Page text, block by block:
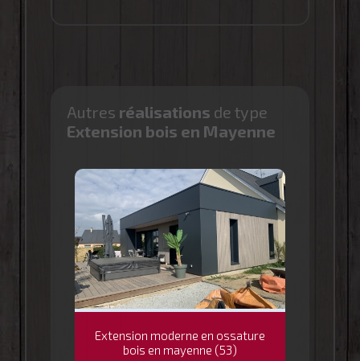
Autres réalisations de type
Extension bois en Mayenne
Extension moderne en ossature
bois en mayenne (53)